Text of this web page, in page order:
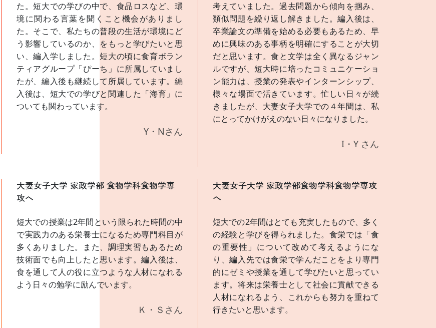
た。短大での学びの中で、食品ロスなど、環
境に関わる言葉を聞くこと機会がありまし
た。そこで、私たちの普段の生活が環境にど
う影響しているのか、をもっと学びたいと思
い、編入学しました。短大の頃に食育ボラン
ティアグループ「ぴーち」に所属していまし
たが、編入後も継続して所属しています。編
入後は、短大での学びと関連した「海育」に
ついても関わっています。
Y・Nさん
考えていました。過去問題から傾向を掴み、
類似問題を繰り返し解きました。編入後は、
卒業論文の準備を始める必要もあるため、早
めに興味のある事柄を明確にすることが大切
だと思います。食と文学は全く異なるジャン
ルですが、短大時に培ったコミュニケーショ
ン能力は、授業の発表やインターンシップ、
様々な場面で活きています。忙しい日々が続
きましたが、大妻女子大学での４年間は、私
にとってかけがえのない日々になりました。
I・Y さん
大妻女子大学 家政学部 食物学科食物学専
攻へ
短大での授業は2年間という限られた時間の中
で実践力のある栄養士になるため専門科目が
多くありました。また、調理実習もあるため
技術面でも向上したと思います。編入後は、
食を通して人の役に立つような人材になれる
よう日々の勉学に励んでいます。
Ｋ・Ｓさん
大妻女子大学 家政学部食物学科食物学専攻
へ
短大での2年間はとても充実したもので、多く
の経験と学びを得られました。食栄では「食
の重要性」について改めて考えるようにな
り、編入先では食栄で学んだことをより専門
的にゼミや授業を通して学びたいと思ってい
ます。将来は栄養士として社会に貢献できる
人材になれるよう、これからも努力を重ねて
行きたいと思います。